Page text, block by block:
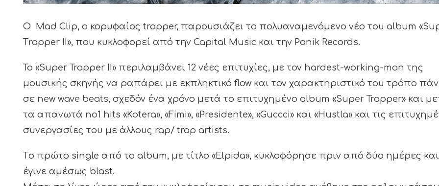
Ο Mad Clip, ο κορυφαίος trapper, παρουσιάζει το πολυαναμενόμενο νέο του album
Τrapper II», που κυκλοφορεί από την Capital Music και την Panik Records.
Το «Super Trapper ΙΙ» περιλαμβάνει 12 νέες επιτυχίες, με τον hardest-working-man της
μουσικής σκηνής να ραπάρει με εκπληκτικό flow και τον χαρακτηριστικό του τρόπο
σε new wave beats, σχεδόν ένα χρόνο μετά το επιτυχημένο album «Super Trapper» και
τα απανωτά no1 hits «Kotera», «Fimi», «Presidente», «Guccci» και «Hustla» και τις
συνεργασίες του με άλλους rap/ trap artists.
Tο πρώτο single από το album, με τίτλο «Elpida», κυκλοφόρησε πριν από δύο ημέρες και
έγινε αμέσως blast.